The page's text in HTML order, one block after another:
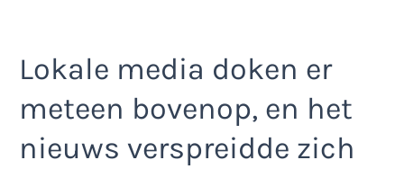
Lokale media doken er
meteen bovenop, en het
nieuws verspreidde zich